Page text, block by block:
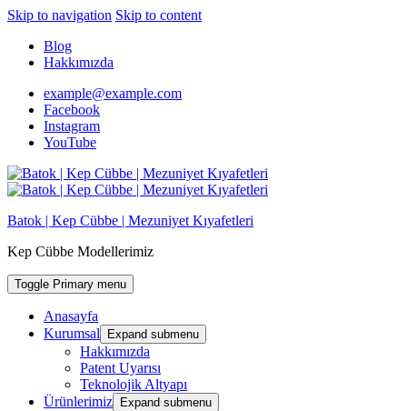
Skip to navigation Skip to content
Blog
Hakkımızda
example@example.com
Facebook
Instagram
YouTube
Batok | Kep Cübbe | Mezuniyet Kıyafetleri
Kep Cübbe Modellerimiz
Toggle Primary menu
Anasayfa
Kurumsal
Expand submenu
Hakkımızda
Patent Uyarısı
Teknolojik Altyapı
Ürünlerimiz
Expand submenu